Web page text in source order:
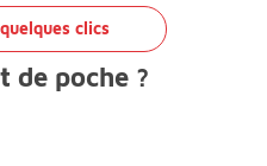
clics
de poche ?